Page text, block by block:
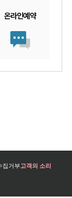
온라인예약
집거부고객의 소리